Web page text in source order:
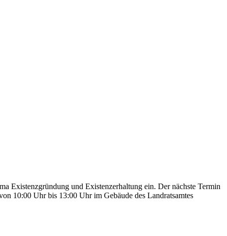
Existenzgründung und Existenzerhaltung ein. Der nächste Termin
10:00 Uhr bis 13:00 Uhr im Gebäude des Landratsamtes